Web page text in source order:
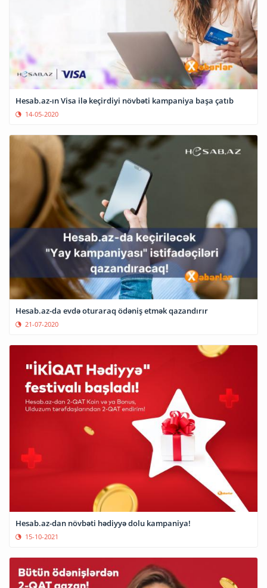
Hesab.az-ın Visa ilə keçirdiyi növbəti kampaniya başa çatıb
14-05-2020
Hesab.az-da evdə oturaraq ödəniş etmək qazandırır
21-07-2020
Hesab.az-dan növbəti hədiyyə dolu kampaniya!
15-10-2021